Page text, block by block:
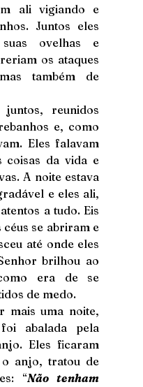
ali vigiando e
Juntos eles
ovelhas e
os ataques
também de
juntos, reunidos
e, como
Eles falavam
coisas da vida e
A noite estava
e eles ali,
a tudo. Eis
se abriram e
até onde eles
brilhou ao
era de se
de medo.
mais uma noite,
abalada pela
Eles ficaram
anjo, tratou de
“Não tenham